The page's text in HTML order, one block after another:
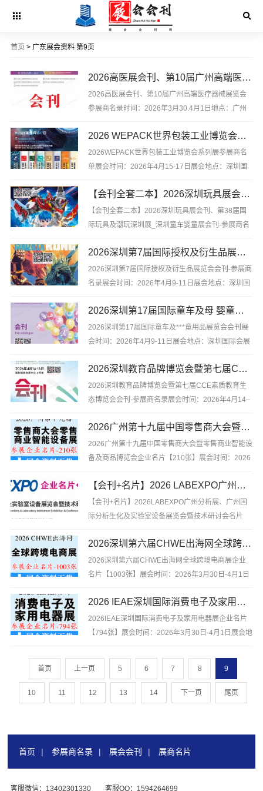
首页 > 广东展会资料 第9页
2026高医展会刊、第10届广州高端医疗器械展览会参展商名录
2026高医展会刊、第10届广州高端医疗器械展览会
参展商名录时间：2026年3月30.4月1日地点：广州
疗器械展览会参展商名录，含企业简介，含参展展商
联系方式等，是你寻找项目、产品与厂商货源的最佳
帮手。不用再东...
2026 WEPACK世界包装工业博览会系列展参展商名单
2026WEPACK世界包装工业博览会系列展参展商名
单展会时间：2026年4月15-17日展会地点：深圳国
展参展商名单，是你寻找项目、产品与厂商货源的最
佳帮手。不用再东奔西跑，你坐在家中也能寻找好的
产品与...
【会刊全套二本】2026深圳玩具展会刊、第38届国际玩具及潮玩深圳展_深圳童车婴童展会刊-参展商名录
【会刊全套二本】2026深圳玩具展会刊、第38届国
际玩具及潮玩深圳展_深圳童车婴童展会刊-参展商名
会展中心【会刊全套二本】2026深圳玩具展会刊、第
38届国际玩具及潮玩深圳展_深圳童车婴童展会刊-参
展商名录...
2026深圳第7届国际授权及衍生品展览会会刊-深圳授权展参展商名录
2026深圳第7届国际授权及衍生品展览会会刊-参展商
名录展会时间：2026年4月9-11日展会地点：深圳国
会刊-参展商名录，含企业简介，含参展展商联系方式
等，是你寻找项目、产品与厂商货源的最佳帮手。不
用再东奔西...
​2026深圳第17届国际童车及母 婴童用品展览会会刊
2026深圳第17届国际童车及***童用品展览会会刊展
会时间：2026年4月9-11日展会地点：深圳国际会展
刊，含企业简介，含参展展商联系方式等，是你寻找
项目、产品与厂商货源的最佳帮手。不用再东奔西
跑，你坐...
2026深圳教育品牌博览会暨第七届CCE素质教育生态博览会会刊-参展商名录
2026深圳教育品牌博览会暨第七届CCE素质教育生
态博览会会刊-参展商名录展会时间：2026年4月14–
览会暨第七届CCE素质教育生态博览会会刊-参展商
名录，含企业简介，含参展展商联系方式等，是你寻
找项目、产品...
2026广州第十九届中国零售商大会暨零售商业智能设备及商品博览会企业名片【210张】
2026广州第十九届中国零售商大会暨零售商业智能设
备及商品博览会企业名片【210张】展会时间：2026
州第十九届中国零售商大会暨零售商业智能设备及商
品博览会企业名片【210张】含参展企业联系方式
等，是你寻找...
【会刊+名片】2026 LABEXPO广州分析展、广州国际分析生化及实验室设备展览会暨技术研讨会名片+会刊
【会刊+名片】2026LABEXPO广州分析展、广州国
际分析生化及实验室设备展览会暨技术研讨会名片
保利世贸博览馆【会刊+名片】2026LABEXPO广州
分析展、广州国际分析生化及实验室设备展览会暨技
术研...
2026深圳第六届CHWE出海网全球跨境电商展企业名片【1003张】
2026深圳第六届CHWE出海网全球跨境电商展企业
名片【1003张】展会时间：2026年3月30日-4月1日
CHWE出海网全球跨境电商展企业名片【1003张】
含参展企业联系方式等，是你寻找项目、产品与厂商
货源的最佳帮...
2026 IEAE深圳国际消费电子及家用电器展企业名片【794张】IEAE深圳电子展
2026IEAE深圳国际消费电子及家用电器展企业名片
【794张】展会时间：2026年3月30日-4月1日展会地
用电器展企业名片【794张】含参展企业联系方式
用...
首页 上一页 5 6 7 8 9
10 11 12 13 14 下一页 尾页
首页 | 参展商名录 | 展会会刊 | 展商名片
客服微信：13402301330 客服QQ：1594264699